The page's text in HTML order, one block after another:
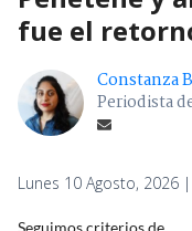
fue el
Constanza
Periodista
Lunes 10 Agosto, 2026